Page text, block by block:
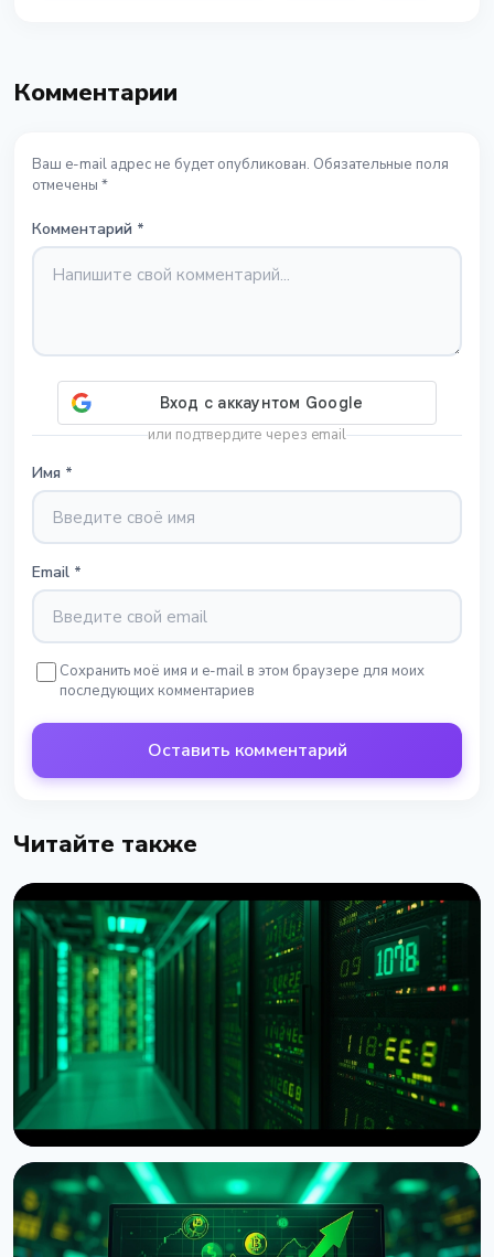
Комментарии
Ваш e-mail адрес не будет опубликован. Обязательные поля
отмечены *
Комментарий *
или подтвердите через email
Имя *
Email *
Сохранить моё имя и e-mail в этом браузере для моих
последующих комментариев
Оставить комментарий
Читайте также
НОВОСТЬ
American Bitcoin нарастила резерв до 8 002 BTC
после рекордной добычи в Q2